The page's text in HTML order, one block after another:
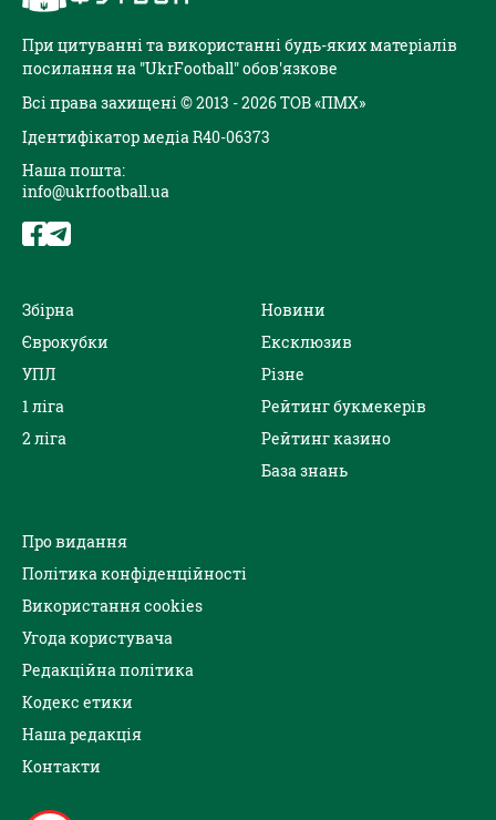
При цитуванні та використанні будь-яких матеріалів
посилання на "UkrFootball" обов'язкове
Всі права захищені © 2013 - 2026 ТОВ «ПМХ»
Ідентифікатор медіа R40-06373
Наша пошта:
info@ukrfootball.ua
Збірна
Єврокубки
УПЛ
1 ліга
2 ліга
Новини
Ексклюзив
Різне
Рейтинг букмекерів
Рейтинг казино
База знань
Про видання
Політика конфіденційності
Використання cookies
Угода користувача
Редакційна політика
Кодекс етики
Наша редакція
Контакти